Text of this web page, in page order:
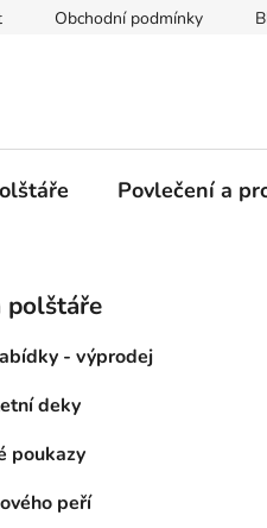
Obchodní podmínky
Povlečení a
polštáře
- výprodej
deky
poukazy
peří